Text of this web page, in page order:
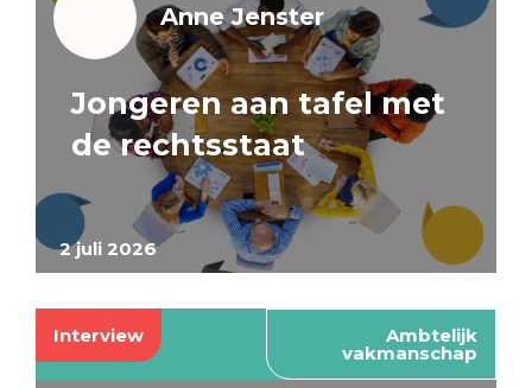
2 juli 2026
Anne Jenster
Jongeren aan tafel met
de rechtsstaat
Interview Ambtelijk
vakmanschap